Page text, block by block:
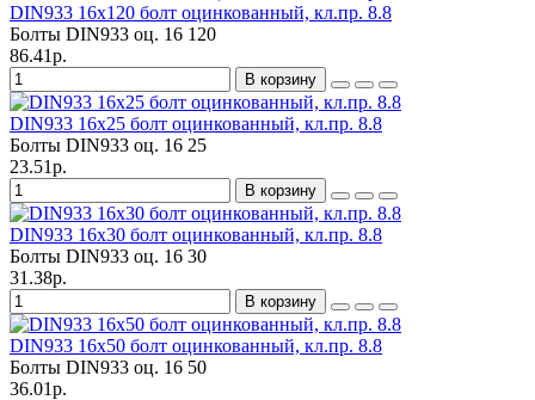
DIN933 16х120 болт оцинкованный, кл.пр. 8.8
Болты DIN933 оц. 16 120
86.41р.
В корзину
DIN933 16х25 болт оцинкованный, кл.пр. 8.8
Болты DIN933 оц. 16 25
23.51р.
В корзину
DIN933 16х30 болт оцинкованный, кл.пр. 8.8
Болты DIN933 оц. 16 30
31.38р.
В корзину
DIN933 16х50 болт оцинкованный, кл.пр. 8.8
Болты DIN933 оц. 16 50
36.01р.